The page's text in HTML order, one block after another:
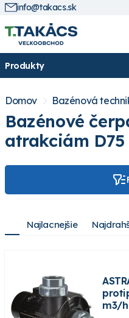
info@takacs.sk
Produkty
Domov Bazénová
Bazénové
atrakciám D75
Najlacnejšie
m3/